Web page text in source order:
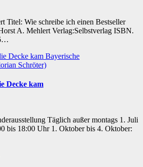
Titel: Wie schreibe ich einen Bestseller
A. Mehlert Verlag:Selbstverlag ISBN.
Decke kam
Täglich außer montags 1. Juli
bis 18:00 Uhr 1. Oktober bis 4. Oktober: